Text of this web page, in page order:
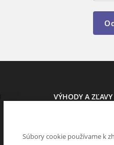
VÝHODY A ZĽAVY
Novinky
Súbory cookie používame k